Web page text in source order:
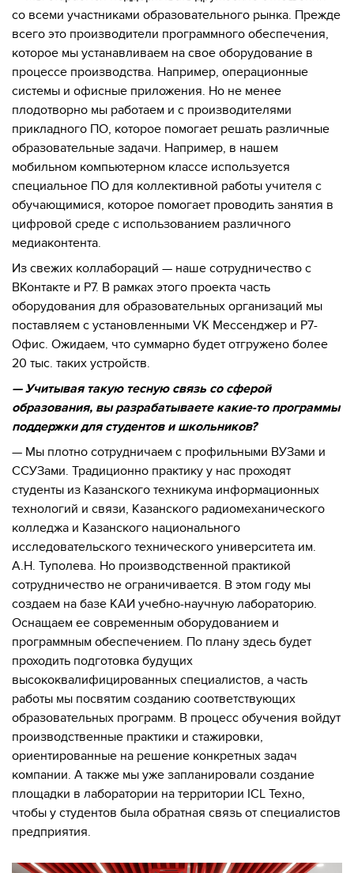
со всеми участниками образовательного рынка. Прежде
всего это производители программного обеспечения,
которое мы устанавливаем на свое оборудование в
процессе производства. Например, операционные
системы и офисные приложения. Но не менее
плодотворно мы работаем и с производителями
прикладного ПО, которое помогает решать различные
образовательные задачи. Например, в нашем
мобильном компьютерном классе используется
специальное ПО для коллективной работы учителя с
обучающимися, которое помогает проводить занятия в
цифровой среде с использованием различного
медиаконтента.
Из свежих коллабораций — наше сотрудничество с
ВКонтакте и Р7. В рамках этого проекта часть
оборудования для образовательных организаций мы
поставляем с установленными VK Мессенджер и Р7-
Офис. Ожидаем, что суммарно будет отгружено более
20 тыс. таких устройств.
— Учитывая такую тесную связь со сферой
образования, вы разрабатываете какие-то программы
поддержки для студентов и школьников?
— Мы плотно сотрудничаем с профильными ВУЗами и
ССУЗами. Традиционно практику у нас проходят
студенты из Казанского техникума информационных
технологий и связи, Казанского радиомеханического
колледжа и Казанского национального
исследовательского технического университета им.
А.Н. Туполева. Но производственной практикой
сотрудничество не ограничивается. В этом году мы
создаем на базе КАИ учебно-научную лабораторию.
Оснащаем ее современным оборудованием и
программным обеспечением. По плану здесь будет
проходить подготовка будущих
высококвалифицированных специалистов, а часть
работы мы посвятим созданию соответствующих
образовательных программ. В процесс обучения войдут
производственные практики и стажировки,
ориентированные на решение конкретных задач
компании. А также мы уже запланировали создание
площадки в лаборатории на территории ICL Teхно,
чтобы у студентов была обратная связь от специалистов
предприятия.